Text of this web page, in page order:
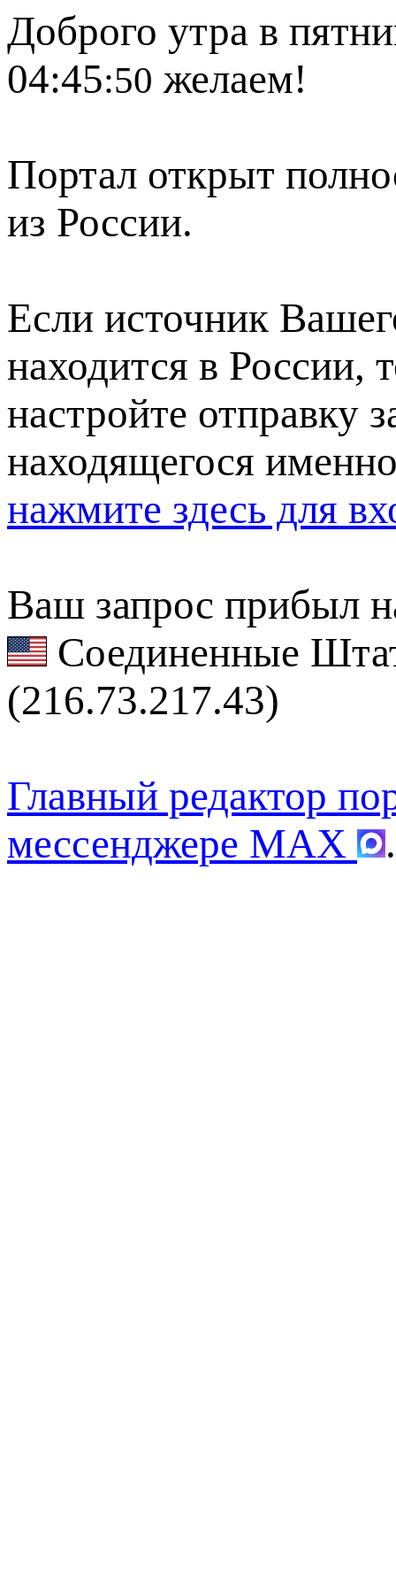
Доброго утра в
04:45:50 желаем!
Портал открыт
из России.
Если источник
находится в России,
настройте отправку
находящегося
нажмите здесь для
Ваш запрос прибыл
Соединенные
(216.73.217.43)
Главный редактор
мессенджере MAX
.